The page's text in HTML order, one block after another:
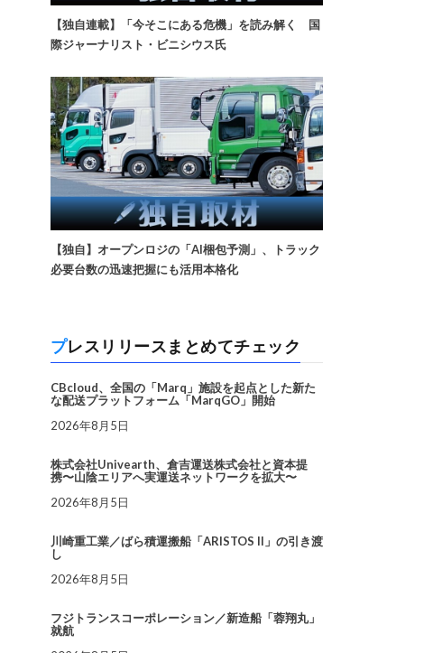
【独自連載】「今そこにある危機」を読み解く 国
際ジャーナリスト・ビニシウス氏
【独自】オープンロジの「AI梱包予測」、トラック
必要台数の迅速把握にも活用本格化
プレスリリースまとめてチェック
CBcloud、全国の「Marq」施設を起点とした新た
な配送プラットフォーム「MarqGO」開始
2026年8月5日
株式会社Univearth、倉吉運送株式会社と資本提
携〜山陰エリアへ実運送ネットワークを拡大〜
2026年8月5日
川崎重工業／ばら積運搬船「ARISTOS II」の引き渡
し
2026年8月5日
フジトランスコーポレーション／新造船「蓉翔丸」
就航